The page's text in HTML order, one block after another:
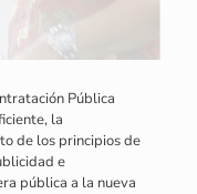
Pública
la
de los principios de
e
pública a la nueva